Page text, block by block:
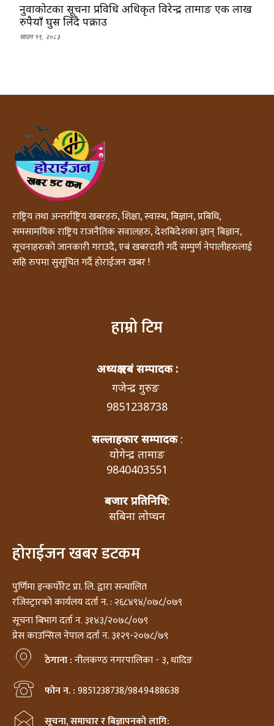
नुवाकोटका सूचना प्रविधि अधिकृत विरेन्द्र तामाङ एक लाख
रुपैयाँ घुस लिँदै पक्राउ
साउन १९, २०८३
राष्ट्रिय तथा अन्तर्राष्ट्रिय खबरहरु, शिक्षा, स्वास्थ, बिज्ञान, प्रबिधि,
समसामयिक राष्ट्रिय राजनैतिक सवालहरु, देशबिदेशका ज्ञान् बिज्ञान,
सूचनाहरुको जानकारी गराउदै, एबं खबरदारी गर्दै सम्पुर्ण नेपालीहरुलाई
सहि रुपमा सुसूचित गर्दै होराईजन खबर !
हाम्रो टिम
अध्यक्ष एबं सम्पादक :
गजेन्द्र गुरुङ
9851238738
सल्लाहकार सम्पादक:
योगेन्द्र तामाङ
9840403551
बजार प्रतिनिधि:
सबिना लोप्चन
होराईजन खबर डटकम
पुर्णिमा इन्कर्पोरेट प्रा. लि. द्वारा सन्चालित
रजिस्ट्रारको कार्यलय दर्ता न. : २६८४९४/०७८/०७९
सूचना बिभाग दर्ता न. ३१४३/२०७८/०७९
प्रेस काउन्सिल नेपाल दर्ता न. ३१२९-२०७८/७९
ठेगाना :नीलकण्ठ नगरपालिका - ३, धादिङ
फोन न. :9851238738/9849488638
सूचना, समाचार र बिज्ञापनको लागि: